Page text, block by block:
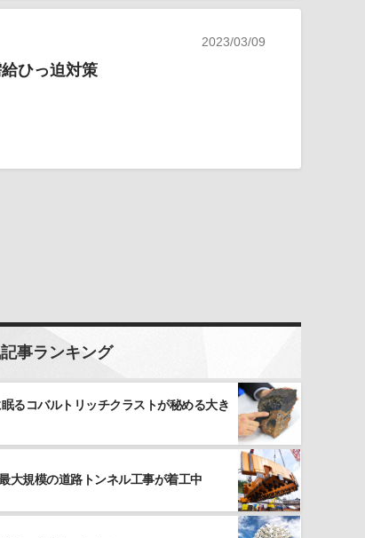
2023/03/09
ひっ迫対策
事ランキング
るコバルトリッチクラストが秘める大き
大規模の道路トンネル工事が着工中